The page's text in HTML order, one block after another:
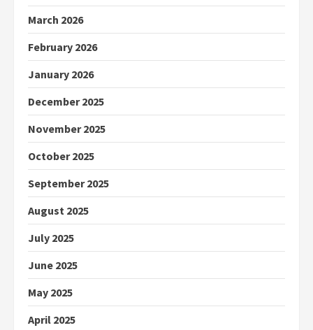
March 2026
February 2026
January 2026
December 2025
November 2025
October 2025
September 2025
August 2025
July 2025
June 2025
May 2025
April 2025